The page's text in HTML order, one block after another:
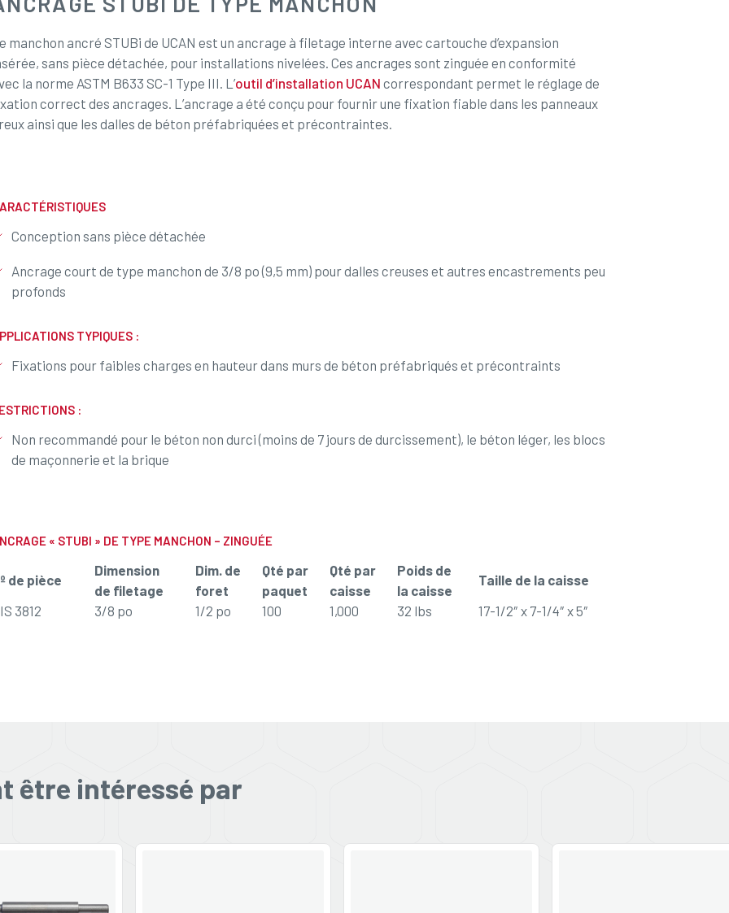
manchon ancré STUBi de UCAN est un ancrage à filetage interne avec cartouche d’expansion
sans pièce détachée, pour installations nivelées. Ces ancrages sont zinguée en conformité
la norme ASTM B633 SC-1 Type III. L’outil d’installation UCAN correspondant permet le réglage de
correct des ancrages. L’ancrage a été conçu pour fournir une fixation fiable dans les panneaux
ainsi que les dalles de béton préfabriquées et précontraintes.
Conception sans pièce détachée
Ancrage court de type manchon de 3/8 po (9,5 mm) pour dalles creuses et autres encastrements peu
profonds
TYPIQUES :
Fixations pour faibles charges en hauteur dans murs de béton préfabriqués et précontraints
:
Non recommandé pour le béton non durci (moins de 7 jours de durcissement), le béton léger, les blocs
de maçonnerie et la brique
« STUBI » DE TYPE MANCHON – ZINGUÉE
de pièce
Dimension
de filetage
Dim. de
foret
Qté par
paquet
Qté par
caisse
Poids de
la caisse
Taille de la caisse
3812
3/8 po 1/2 po 100 1,000 32 lbs 17-1/2″ x 7-1/4″ x 5″
être intéressé par